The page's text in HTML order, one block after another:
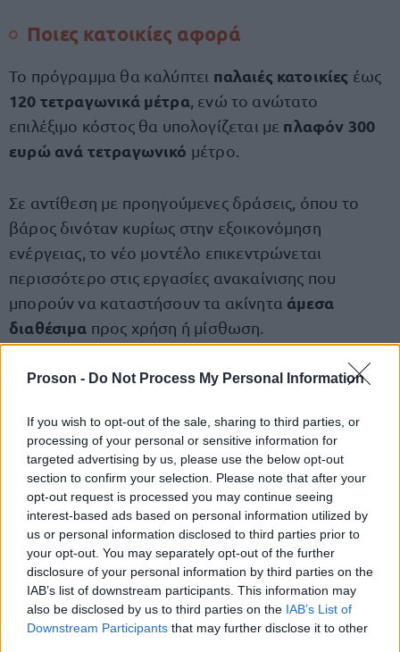
Proson - Do Not Process My Personal Information
If you wish to opt-out of the sale, sharing to third parties, or
processing of your personal or sensitive information for
targeted advertising by us, please use the below opt-out
section to confirm your selection. Please note that after your
opt-out request is processed you may continue seeing
interest-based ads based on personal information utilized by
us or personal information disclosed to third parties prior to
your opt-out. You may separately opt-out of the further
disclosure of your personal information by third parties on the
IAB’s list of downstream participants. This information may
also be disclosed by us to third parties on the IAB’s List of
Downstream Participants that may further disclose it to other
Ποιες κατοικίες αφορά
Το πρόγραμμα θα καλύπτει παλαιές κατοικίες έως
120 τετραγωνικά μέτρα , ενώ το ανώτατο
επιλέξιμο κόστος θα υπολογίζεται με πλαφόν 300
ευρώ ανά τετραγωνικό μέτρο.
Σε αντίθεση με προηγούμενες δράσεις, όπου το
βάρος δινόταν κυρίως στην εξοικονόμηση
ενέργειας, το νέο μοντέλο επικεντρώνεται
περισσότερο στις εργασίες ανακαίνισης που
μπορούν να καταστήσουν τα ακίνητα άμεσα
διαθέσιμα προς χρήση ή μίσθωση.
Εκτιμάται ότι περίπου το80%των επιδοτούμενων
το20%θα κατευθύνεται σε ενεργειακές
αναβαθμίσεις.
Τα δύο στάδια
Η υλοποίηση του προγράμματος θα εξελιχθεί σε
δύο στάδια.
πρώτη φάση, που ξεκινά στις 15 Ιουνίου, αφορά